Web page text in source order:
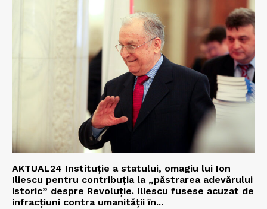
AKTUAL24 Instituție a statului, omagiu lui Ion
Iliescu pentru contribuția la „păstrarea adevărului
istoric” despre Revoluție. Iliescu fusese acuzat de
infracțiuni contra umanității în...